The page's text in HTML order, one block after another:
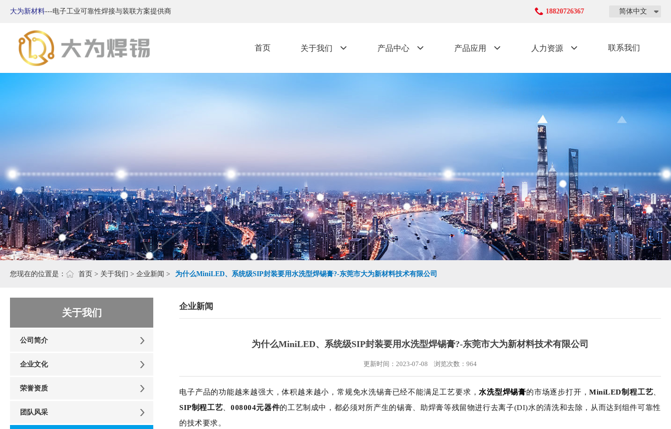
大为新材料---电子工业可靠性焊接与装联方案提供商 简体中文
18820726367
首页 关于我们 产品中心 产品应用 人力资源 联系我们
您现在的位置是： 首页 > 关于我们 >企业新闻 > 为什么MiniLED、系统级SIP封装要用水洗型焊锡膏?-东莞市大为新材料技术有限公司
关于我们
公司简介
企业文化
荣誉资质
团队风采
企业新闻
为什么MiniLED、系统级SIP封装要用水洗型焊锡膏?-东莞市大为新材料技术有限公司
更新时间：2023-07-08 浏览次数： 964
电子产品的功能越来越强大，体积越来越小，常规免水洗锡膏已经不能满足工艺要求，水洗型焊锡膏的市场逐步打开，MiniLED制程工艺
SIP制程工艺 、008004元器件的工艺制成中，都必须对所产生的锡膏、助焊膏等残留物进行去离子(DI)水的清洗和去除，从而达到组件可靠性
的技术要求。